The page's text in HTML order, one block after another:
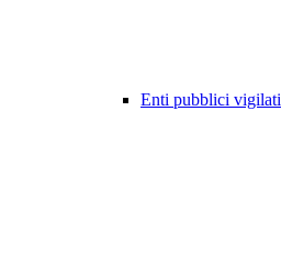
Enti pubblici vigilati